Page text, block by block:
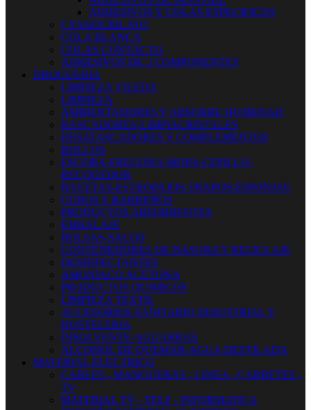
ADHESIVOS Y COLAS ESPECIFICOS
CYANOCRILATO
COLA BLANCA
COLAS CONTACTO
ADHESIVOS DE 2 COMPONENTES
DROGUERIA
LIMPIEZA VILEDA
LIMPIEZA
AMBIENTADORES Y ABSORBE HUMEDAD
RASCADORES-LIMPIACRISTALES
DESATASCADORES Y COMPLEMENTOS
ROLLOS
ESCOBA-FREGONA-MOPA-CEPILLO-
RECOGEDOR
BAYETAS-ESTROPAJOS-TRAPOS-ESPONJAS
CUBOS Y BARREÑOS
PRODUCTOS ABSORBENTES
EMBALAJE
BOLSAS-SACOS
CONTENEDORES DE BASURA Y RECICLAJE
DESINFECTANTES
AMONIACO ACETONA
PRODUCTOS QUIMICOS
LIMPIEZA TEXTIL
ACCESORIOS SANITARIO INDUSTRIAL Y
HOSTELERIA
DISOLVENTE-AGUARRAS
ALCOHOL DE QUEMAR-AGUA DESTILADA
MATERIAL ELECTRICO
CABLES - MANGUERAS - LINEA - CARRETES -
TV
MATERIAL TV - TELF - INFORMATICA